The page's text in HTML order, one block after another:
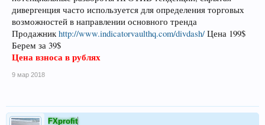
дивергенция часто используется для определения торговых
возможностей в направлении основного тренда
Продажникhttp://www.indicatorvaulthq.com/divdash/ Цена 199$
Берем за 39$
Цена взноса в рублях
9 мар 2018
FXprofit